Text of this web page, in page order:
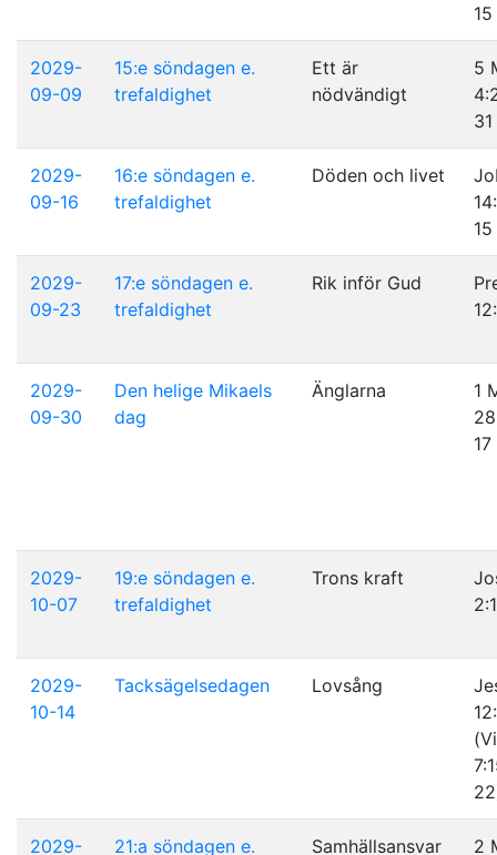
15
2029-
09-09
15:e söndagen e.
trefaldighet
Ett är
nödvändigt
5
31
2029-
09-16
16:e söndagen e.
trefaldighet
Döden och livet
15
2029-
09-23
17:e söndagen e.
trefaldighet
Rik inför Gud
2029-
09-30
Den helige Mikaels
dag
Änglarna
1
17
2029-
10-07
19:e söndagen e.
trefaldighet
Trons kraft
2029-
10-14
Tacksägelsedagen Lovsång
2029-
21:a söndagen e.
Samhällsansvar
2